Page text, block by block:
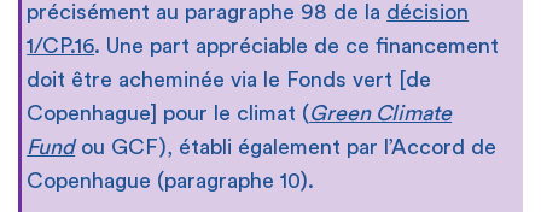
précisément au paragraphe 98 de la décision
1/CP.16. Une part appréciable de ce financement
doit être acheminée via le Fonds vert [de
Copenhague] pour le climat (Green Climate
Fundou GCF), établi également par l’Accord de
Copenhague (paragraphe 10).